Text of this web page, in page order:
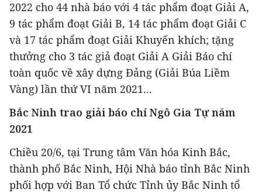
2022 cho 44 nhà báo với 4 tác phẩm đoạt Giải A,
9 tác phẩm đoạt Giải B, 14 tác phẩm đoạt Giải C
và 17 tác phẩm đoạt Giải Khuyến khích; tặng
thưởng cho 3 tác giả đoạt Giải A Giải Báo chí
toàn quốc về xây dựng Đảng (Giải Búa Liềm
Vàng) lần thứ VI năm 2021...
Bắc Ninh trao giải báo chí Ngô Gia Tự năm
2021
Chiều 20/6, tại Trung tâm Văn hóa Kinh Bắc,
thành phố Bắc Ninh, Hội Nhà báo tỉnh Bắc Ninh
phối hợp với Ban Tổ chức Tỉnh ủy Bắc Ninh tổ